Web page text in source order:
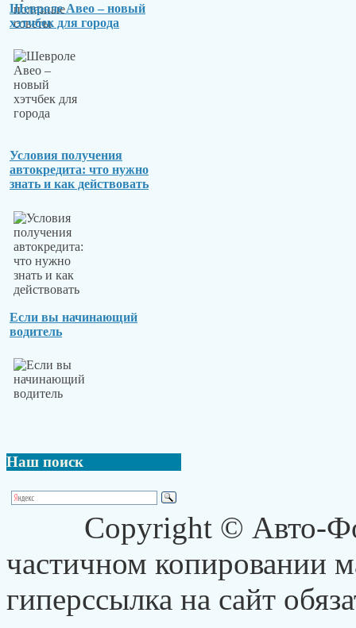
Шевроле Авео – новый
хэтчбек для города
Условия получения
автокредита: что нужно
знать и как действовать
Если вы начинающий
водитель
Наш поиск
Copyright © Авто-
частичном копировании
гиперссылка на сайт